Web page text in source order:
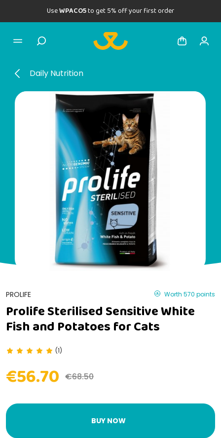
UseWPACO5to get 5% off your first order
Daily Nutrition
PROLIFE Worth 570 points
Prolife Sterilised Sensitive White
Fish and Potatoes for Cats
(1)
€56.70 €68.50
BUY NOW